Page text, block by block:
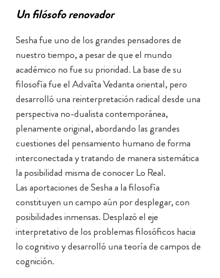
Un filósofo renovador
Sesha fue uno de los grandes pensadores de
nuestro tiempo, a pesar de que el mundo
académico no fue su prioridad. La base de su
filosofía fue el Advaîta Vedanta oriental, pero
desarrolló una reinterpretación radical desde una
perspectiva no-dualista contemporánea,
plenamente original, abordando las grandes
cuestiones del pensamiento humano de forma
interconectada y tratando de manera sistemática
la posibilidad misma de conocer Lo Real.
Las aportaciones de Sesha a la filosofía
constituyen un campo aún por desplegar, con
posibilidades inmensas. Desplazó el eje
interpretativo de los problemas filosóficos hacia
lo cognitivo y desarrolló una teoría de campos de
cognición.